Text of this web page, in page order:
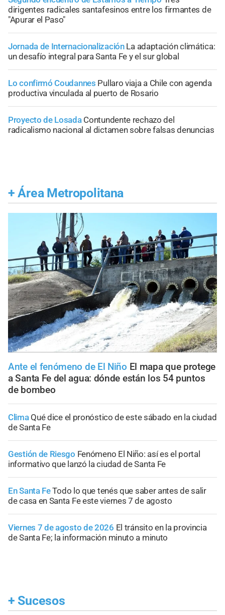
dirigentes radicales santafesinos entre los firmantes de
"Apurar el Paso"
Jornada de Internacionalización La adaptación climática:
un desafío integral para Santa Fe y el sur global
Lo confirmó Coudannes Pullaro viaja a Chile con agenda
productiva vinculada al puerto de Rosario
Proyecto de Losada Contundente rechazo del
radicalismo nacional al dictamen sobre falsas denuncias
+ Área Metropolitana
Ante el fenómeno de El Niño El mapa que protege
a Santa Fe del agua: dónde están los 54 puntos
de bombeo
Clima Qué dice el pronóstico de este sábado en la ciudad
de Santa Fe
Gestión de Riesgo Fenómeno El Niño: así es el portal
informativo que lanzó la ciudad de Santa Fe
En Santa FeTodo lo que tenés que saber antes de salir
de casa en Santa Fe este viernes 7 de agosto
Viernes 7 de agosto de 2026 El tránsito en la provincia
de Santa Fe; la información minuto a minuto
+ Sucesos